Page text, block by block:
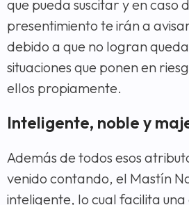
que pueda suscitar y en caso
presentimiento te irán a
debido a que no logran
situaciones que ponen en
ellos propiamente.
Inteligente, noble y
Además de todos esos
venido contando, el Mastín
inteligente, lo cual facilita una